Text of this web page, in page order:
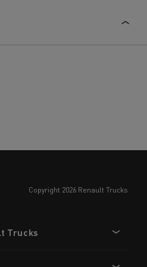
copyright 2026 Renault Trucks
Trucks